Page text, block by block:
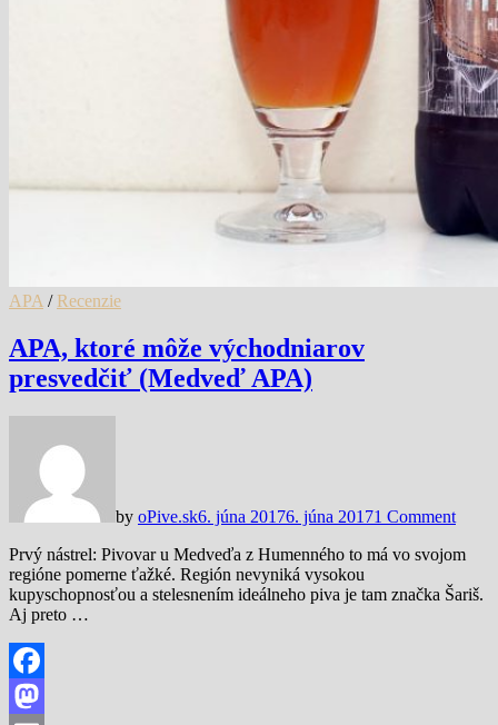
APA / Recenzie
APA, ktoré môže východniarov
presvedčiť (Medveď APA)
by oPive.sk6. júna 20176. júna 20171 Comment
Prvý nástrel: Pivovar u Medveďa z Humenného to má vo svojom
regióne pomerne ťažké. Región nevyniká vysokou
kupyschopnosťou a stelesnením ideálneho piva je tam značka Šariš.
Aj preto …
Facebook